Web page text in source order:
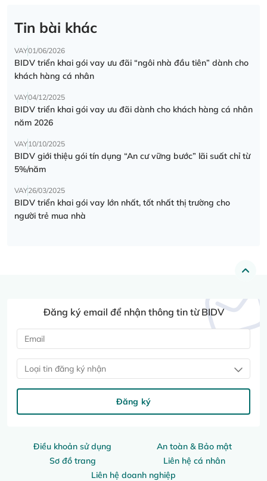
Tin bài khác
VAY01/06/2026
BIDV triển khai gói vay ưu đãi “ngôi nhà đầu tiên” dành cho
khách hàng cá nhân
VAY04/12/2025
BIDV triển khai gói vay ưu đãi dành cho khách hàng cá nhân
năm 2026
VAY10/10/2025
BIDV giới thiệu gói tín dụng “An cư vững bước” lãi suất chỉ từ
5%/năm
VAY26/03/2025
BIDV triển khai gói vay lớn nhất, tốt nhất thị trường cho
người trẻ mua nhà
Điều khoản sử dụng
An toàn & Bảo mật
Sơ đồ trang
Liên hệ cá nhân
Liên hệ doanh nghiệp
Đăng ký email để nhận thông tin từ BIDV
Loại tin đăng ký nhận
Đăng ký